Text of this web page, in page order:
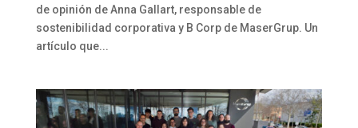
de opinión de Anna Gallart, responsable de
sostenibilidad corporativa y B Corp de MaserGrup. Un
artículo que...